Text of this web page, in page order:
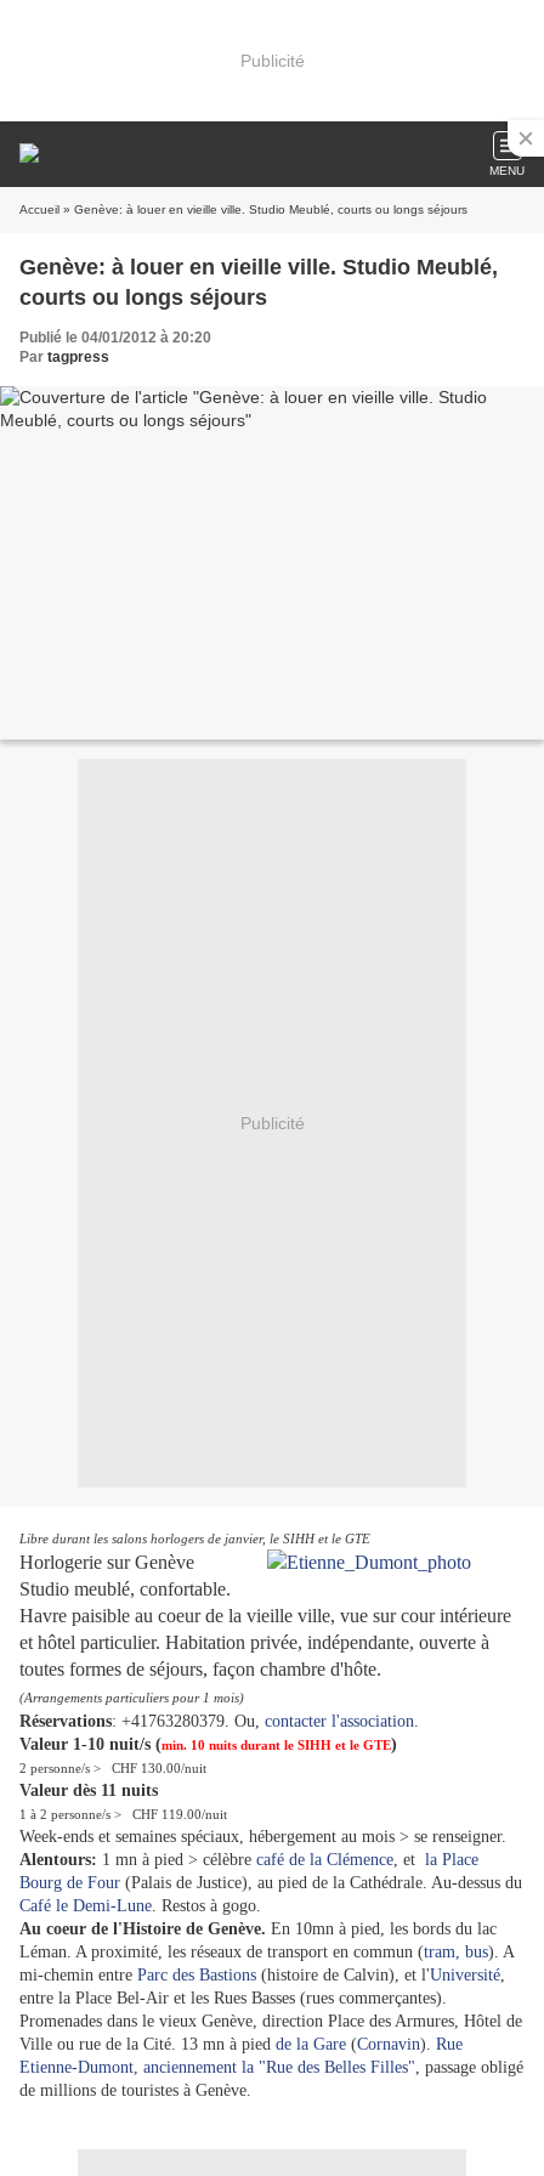
Publicité
MENU
Accueil » Genève: à louer en vieille ville. Studio Meublé, courts ou longs séjours
Genève: à louer en vieille ville. Studio Meublé,
courts ou longs séjours
Publié le 04/01/2012 à 20:20
Par tagpress
Publicité
Libre durant les salons horlogers de janvier, le SIHH et le GTE
Horlogerie sur Genève
Studio meublé, confortable.
Havre paisible au coeur de la vieille ville, vue sur cour intérieure
et hôtel particulier. Habitation privée, indépendante, ouverte à
toutes formes de séjours, façon chambre d'hôte.
(Arrangements particuliers pour 1 mois)
Réservations: +41763280379. Ou, contacter l'association.
Valeur 1-10 nuit/s (min. 10 nuits durant le SIHH et le GTE)
2 personne/s > CHF 130.00/nuit
Valeur dès 11 nuits
1 à 2 personne/s > CHF 119.00/nuit
Week-ends et semaines spéciaux, hébergement au mois > se renseigner.
Alentours: 1 mn à pied > célèbre café de la Clémence, et la Place
Bourg de Four (Palais de Justice), au pied de la Cathédrale. Au-dessus du
Café le Demi-Lune. Restos à gogo.
Au coeur de l'Histoire de Genève. En 10mn à pied, les bords du lac
Léman. A proximité, les réseaux de transport en commun (tram, bus). A
mi-chemin entre Parc des Bastions (histoire de Calvin), et l'Université,
entre la Place Bel-Air et les Rues Basses (rues commerçantes).
Promenades dans le vieux Genève, direction Place des Armures, Hôtel de
Ville ou rue de la Cité. 13 mn à pied de la Gare (Cornavin). Rue
Etienne-Dumont, anciennement la "Rue des Belles Filles", passage obligé
de millions de touristes à Genève.